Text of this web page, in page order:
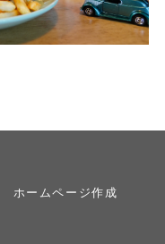
ホームページ作成